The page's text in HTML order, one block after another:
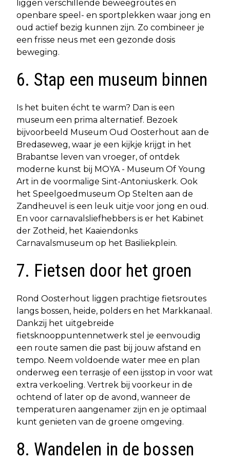
liggen verschillende beweegroutes en
openbare speel- en sportplekken waar jong en
oud actief bezig kunnen zijn. Zo combineer je
een frisse neus met een gezonde dosis
beweging.
6. Stap een museum binnen
Is het buiten écht te warm? Dan is een
museum een prima alternatief. Bezoek
bijvoorbeeld Museum Oud Oosterhout aan de
Bredaseweg, waar je een kijkje krijgt in het
Brabantse leven van vroeger, of ontdek
moderne kunst bij MOYA - Museum Of Young
Art in de voormalige Sint-Antoniuskerk. Ook
het Speelgoedmuseum Op Stelten aan de
Zandheuvel is een leuk uitje voor jong en oud.
En voor carnavalsliefhebbers is er het Kabinet
der Zotheid, het Kaaiendonks
Carnavalsmuseum op het Basiliekplein.
7. Fietsen door het groen
Rond Oosterhout liggen prachtige fietsroutes
langs bossen, heide, polders en het Markkanaal.
Dankzij het uitgebreide
fietsknooppuntennetwerk stel je eenvoudig
een route samen die past bij jouw afstand en
tempo. Neem voldoende water mee en plan
onderweg een terrasje of een ijsstop in voor wat
extra verkoeling. Vertrek bij voorkeur in de
ochtend of later op de avond, wanneer de
temperaturen aangenamer zijn en je optimaal
kunt genieten van de groene omgeving.
8. Wandelen in de bossen